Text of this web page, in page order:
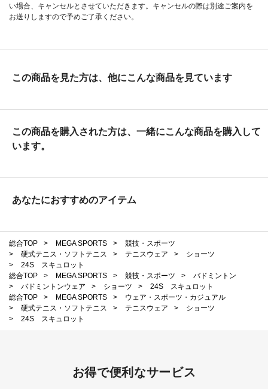
い場合、キャンセルとさせていただきます。キャンセルの際は別途ご案内を
お送りしますので予めご了承ください。
この商品を見た方は、他にこんな商品を見ています
この商品を購入された方は、一緒にこんな商品を購入して
います。
あなたにおすすめのアイテム
総合TOP > MEGA SPORTS >
競技・スポーツ
>
硬式テニス・ソフトテニス > テニスウェア >
ショーツ
>
24S スキュロット
総合TOP
> MEGA SPORTS > 競技・スポーツ >
バドミントン
>
バドミントンウェア > ショーツ >
24S スキュロット
総合TOP
> MEGA SPORTS >
ウェア・スポーツ・カジュアル
>
硬式テニス・ソフトテニス > テニスウェア >
ショーツ
>
24S スキュロット
お得で便利なサービス